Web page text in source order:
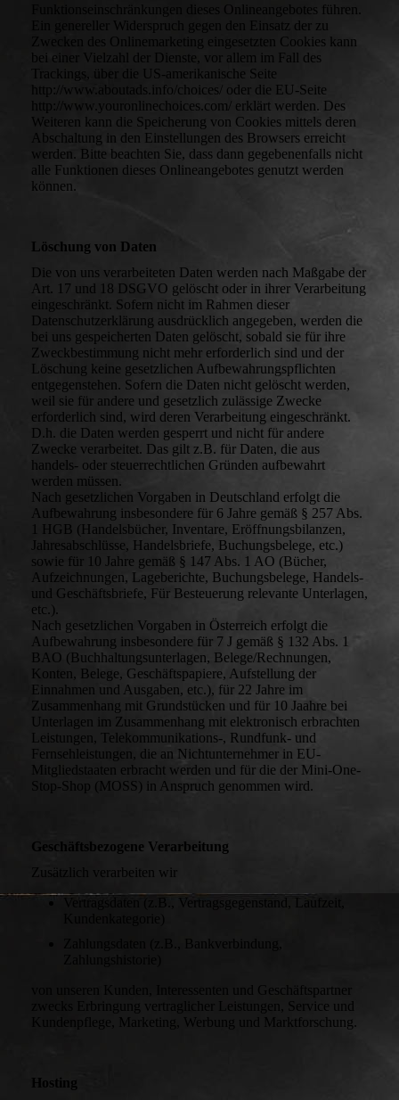
Funktionseinschränkungen dieses Onlineangebotes führen.
Ein genereller Widerspruch gegen den Einsatz der zu
Zwecken des Onlinemarketing eingesetzten Cookies kann
bei einer Vielzahl der Dienste, vor allem im Fall des
Trackings, über die US-amerikanische Seite
http://www.aboutads.info/choices/ oder die EU-Seite
http://www.youronlinechoices.com/ erklärt werden. Des
Weiteren kann die Speicherung von Cookies mittels deren
Abschaltung in den Einstellungen des Browsers erreicht
werden. Bitte beachten Sie, dass dann gegebenenfalls nicht
alle Funktionen dieses Onlineangebotes genutzt werden
können.
Löschung von Daten
Die von uns verarbeiteten Daten werden nach Maßgabe der
Art. 17 und 18 DSGVO gelöscht oder in ihrer Verarbeitung
eingeschränkt. Sofern nicht im Rahmen dieser
Datenschutzerklärung ausdrücklich angegeben, werden die
bei uns gespeicherten Daten gelöscht, sobald sie für ihre
Zweckbestimmung nicht mehr erforderlich sind und der
Löschung keine gesetzlichen Aufbewahrungspflichten
entgegenstehen. Sofern die Daten nicht gelöscht werden,
weil sie für andere und gesetzlich zulässige Zwecke
erforderlich sind, wird deren Verarbeitung eingeschränkt.
D.h. die Daten werden gesperrt und nicht für andere
Zwecke verarbeitet. Das gilt z.B. für Daten, die aus
handels- oder steuerrechtlichen Gründen aufbewahrt
werden müssen.
Nach gesetzlichen Vorgaben in Deutschland erfolgt die
Aufbewahrung insbesondere für 6 Jahre gemäß § 257 Abs.
1 HGB (Handelsbücher, Inventare, Eröffnungsbilanzen,
Jahresabschlüsse, Handelsbriefe, Buchungsbelege, etc.)
sowie für 10 Jahre gemäß § 147 Abs. 1 AO (Bücher,
Aufzeichnungen, Lageberichte, Buchungsbelege, Handels-
und Geschäftsbriefe, Für Besteuerung relevante Unterlagen,
etc.).
Nach gesetzlichen Vorgaben in Österreich erfolgt die
Aufbewahrung insbesondere für 7 J gemäß § 132 Abs. 1
BAO (Buchhaltungsunterlagen, Belege/Rechnungen,
Konten, Belege, Geschäftspapiere, Aufstellung der
Einnahmen und Ausgaben, etc.), für 22 Jahre im
Zusammenhang mit Grundstücken und für 10 Jaahre bei
Unterlagen im Zusammenhang mit elektronisch erbrachten
Leistungen, Telekommunikations-, Rundfunk- und
Fernsehleistungen, die an Nichtunternehmer in EU-
Mitgliedstaaten erbracht werden und für die der Mini-One-
Stop-Shop (MOSS) in Anspruch genommen wird.
Geschäftsbezogene Verarbeitung
Zusätzlich verarbeiten wir
Vertragsdaten (z.B., Vertragsgegenstand, Laufzeit,
von unseren Kunden, Interessenten und Geschäftspartner
zwecks Erbringung vertraglicher Leistungen, Service und
Kundenpflege, Marketing, Werbung und Marktforschung.
Hosting